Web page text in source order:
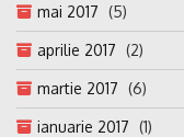
mai 2017 (5)
aprilie 2017 (2)
martie 2017 (6)
ianuarie 2017 (1)